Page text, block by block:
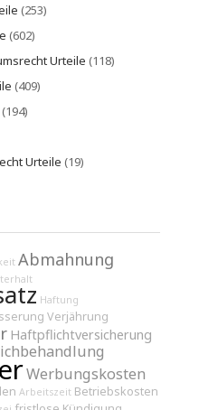
(253)
(602)
Urteile (118)
(409)
(194)
Urteile (19)
Abmahnung
Haftung
Verjährung
Haftpflichtversicherung
Werbungskosten
Arbeitszeit Betriebskosten